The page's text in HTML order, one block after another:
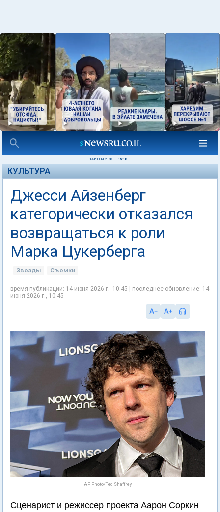
14 ИЮНЯ 2026 15:18
КУЛЬТУРА
Джесси Айзенберг
категорически отказался
возвращаться к роли
Марка Цукерберга
Звезды Съемки
время публикации: 14 июня 2026 г., 10:45 | последнее обновление: 14
июня 2026 г., 10:45
AP Photo/Ted Shaffrey
Сценарист и режиссер проекта Аарон Соркин